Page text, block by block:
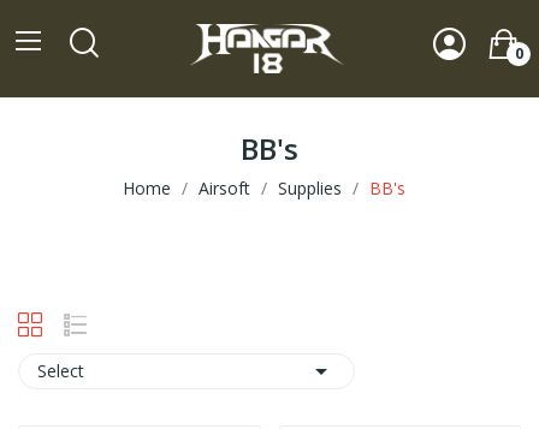
0
BB's
Home Airsoft Supplies BB's
Select 